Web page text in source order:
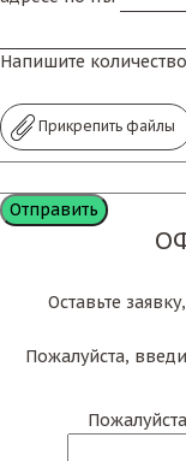
Напишите
Прикрепить файлы
Оставьте
Пожалуйста,